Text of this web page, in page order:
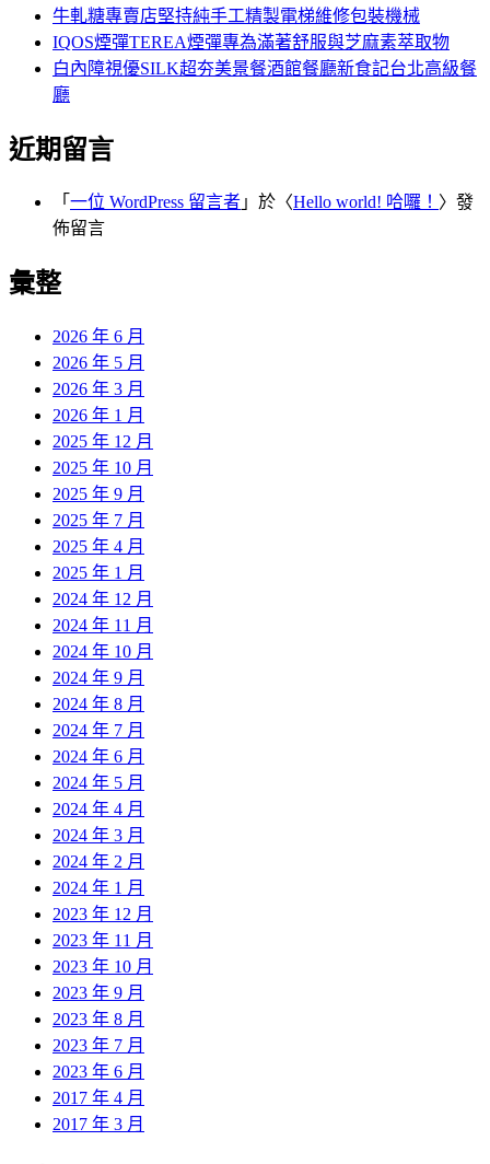
牛軋糖專賣店堅持純手工精製電梯維修包裝機械
IQOS煙彈TEREA煙彈專為滿著舒服與芝麻素萃取物
白內障視優SILK超夯美景餐酒館餐廳新食記台北高級餐
廳
近期留言
「 一位 WordPress 留言者 」於〈Hello world! 哈囉！ 〉發
佈留言
彙整
2026 年 6 月
2026 年 5 月
2026 年 3 月
2026 年 1 月
2025 年 12 月
2025 年 10 月
2025 年 9 月
2025 年 7 月
2025 年 4 月
2025 年 1 月
2024 年 12 月
2024 年 11 月
2024 年 10 月
2024 年 9 月
2024 年 8 月
2024 年 7 月
2024 年 6 月
2024 年 5 月
2024 年 4 月
2024 年 3 月
2024 年 2 月
2024 年 1 月
2023 年 12 月
2023 年 11 月
2023 年 10 月
2023 年 9 月
2023 年 8 月
2023 年 7 月
2023 年 6 月
2017 年 4 月
2017 年 3 月